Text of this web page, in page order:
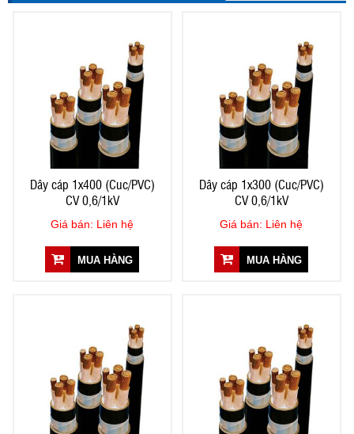
Dây cáp 1x400 (Cuc/PVC)
CV 0,6/1kV
Giá bán: Liên hệ
MUA HÀNG
Dây cáp 1x300 (Cuc/PVC)
CV 0,6/1kV
Giá bán: Liên hệ
MUA HÀNG